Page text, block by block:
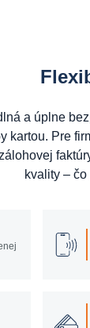
a úplne
kartou. Pre
kvality –